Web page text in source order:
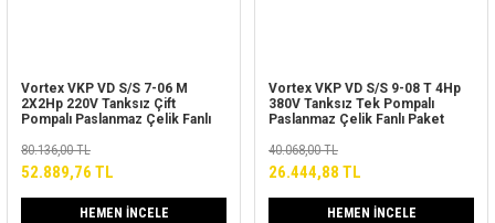
Vortex VKP VD S/S 7-06 M
2X2Hp 220V Tanksız Çift
Pompalı Paslanmaz Çelik Fanlı
80.136,00 TL
52.889,76 TL
HEMEN İNCELE
Vortex VKP VD S/S 9-08 T 4Hp
380V Tanksız Tek Pompalı
Paslanmaz Çelik Fanlı Paket
40.068,00 TL
26.444,88 TL
HEMEN İNCELE